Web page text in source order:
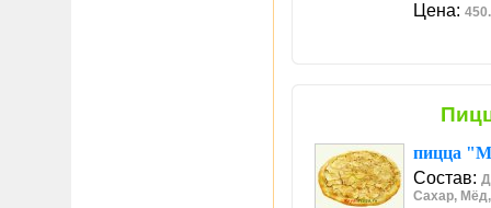
Цена:
пицца
Состав:
Сахар,